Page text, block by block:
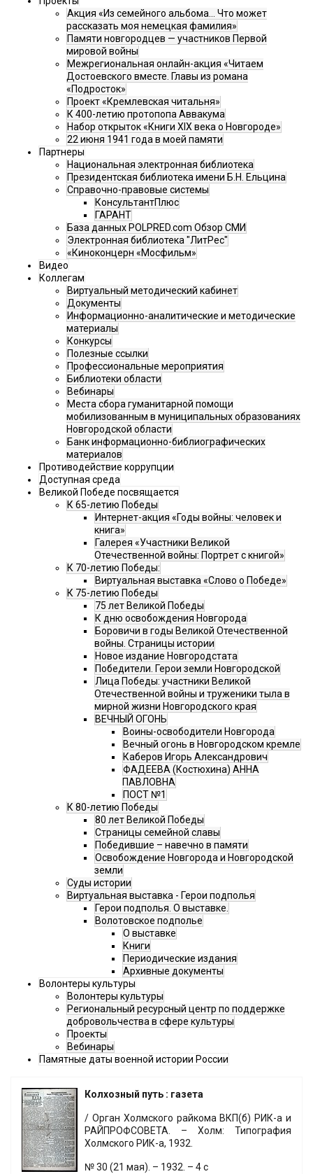
Акция «Из семейного альбома... Что может
рассказать моя немецкая фамилия»
Памяти новгородцев — участников Первой
мировой войны
Межрегиональная онлайн-акция «Читаем
Достоевского вместе. Главы из романа
«Подросток»
Проект «Кремлевская читальня»
К 400-летию протопопа Аввакума
Набор открыток «Книги XIX века о Новгороде»
22 июня 1941 года в моей памяти
Партнеры
Национальная электронная библиотека
Президентская библиотека имени Б.Н. Ельцина
Справочно-правовые системы
КонсультантПлюс
ГАРАНТ
База данных POLPRED.com Обзор СМИ
Электронная библиотека "ЛитРес"
«Киноконцерн «Мосфильм»
Видео
Коллегам
Виртуальный методический кабинет
Документы
Информационно-аналитические и методические
материалы
Конкурсы
Полезные ссылки
Профессиональные мероприятия
Библиотеки области
Вебинары
Места сбора гуманитарной помощи
мобилизованным в муниципальных образованиях
Новгородской области
Банк информационно-библиографических
материалов
Противодействие коррупции
Доступная среда
Великой Победе посвящается
К 65-летию Победы
Интернет-акция «Годы войны: человек и
книга»
Галерея «Участники Великой
Отечественной войны: Портрет с книгой»
К 70-летию Победы:
Виртуальная выставка «Слово о Победе»
К 75-летию Победы
75 лет Великой Победы
К дню освобождения Новгорода
Боровичи в годы Великой Отечественной
войны. Страницы истории
Новое издание Новгородстата
Победители. Герои земли Новгородской
Лица Победы: участники Великой
Отечественной войны и труженики тыла в
мирной жизни Новгородского края
ВЕЧНЫЙ ОГОНЬ
Воины-освободители Новгорода
Вечный огонь в Новгородском кремле
Каберов Игорь Александрович
ФАДЕЕВА (Костюхина) АННА
ПАВЛОВНА
ПОСТ №1
К 80-летию Победы
80 лет Великой Победы
Страницы семейной славы
Победившие – навечно в памяти
Освобождение Новгорода и Новгородской
земли
Суды истории
Виртуальная выставка - Герои подполья
Герои подполья. О выставке.
Волотовское подполье
О выставке
Книги
Периодические издания
Архивные документы
Волонтеры культуры
Волонтеры культуры
Региональный ресурсный центр по поддержке
добровольчества в сфере культуры
Проекты
Вебинары
Памятные даты военной истории России
Колхозный путь : газета
/ Орган Холмского райкома ВКП(б) РИК-а и
РАЙПРОФСОВЕТА. – Холм: Типография
Холмского РИК-а, 1932.
№ 30 (21 мая). – 1932. – 4 с